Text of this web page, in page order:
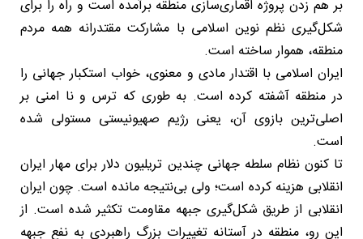
بر هم زدن پروژه اقماری‌سازی منطقه برآمده است و راه را برای
شکل‌گیری نظم نوین اسلامی با مشارکت مقتدرانه همه مردم
منطقه، هموار ساخته است.
ایران اسلامی با اقتدار مادی و معنوی، خواب استکبار جهانی را
در منطقه آشفته کرده است. به‌ طوری که ترس و نا امنی بر
اصلی‌ترین بازوی آن، یعنی رژیم صهیونیستی مستولی شده
است.
تا کنون نظام سلطه جهانی چندین تریلیون دلار برای مهار ایران
انقلابی هزینه کرده است؛ ولی بی‌نتیجه مانده است. چون ایران
انقلابی از طریق شکل‌گیری جبهه مقاومت تکثیر شده است. از
این رو، منطقه در آستانه تغییرات بزرگ راهبردی به نفع جبهه